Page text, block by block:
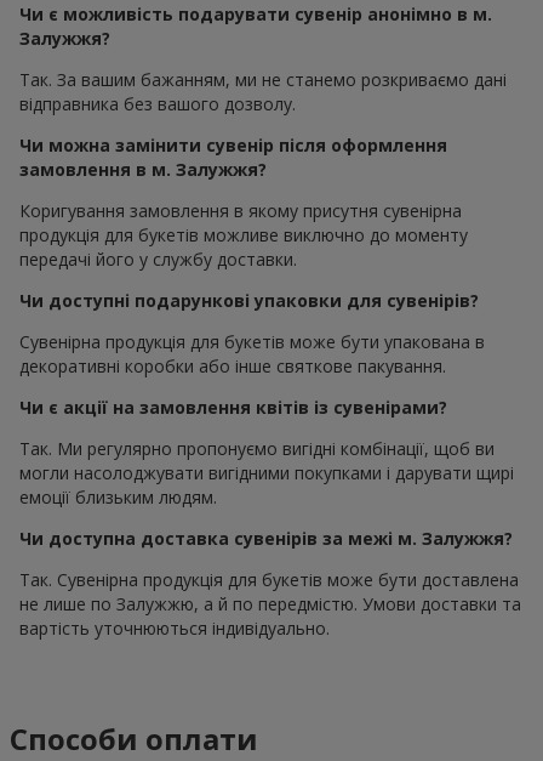
Чи є можливість подарувати сувенір анонімно в м.
Залужжя?
Так. За вашим бажанням, ми не станемо розкриваємо дані
відправника без вашого дозволу.
Чи можна замінити сувенір після оформлення
замовлення в м. Залужжя?
Коригування замовлення в якому присутня сувенірна
продукція для букетів можливе виключно до моменту
передачі його у службу доставки.
Чи доступні подарункові упаковки для сувенірів?
Сувенірна продукція для букетів може бути упакована в
декоративні коробки або інше святкове пакування.
Чи є акції на замовлення квітів із сувенірами?
Так. Ми регулярно пропонуємо вигідні комбінації, щоб ви
могли насолоджувати вигідними покупками і дарувати щирі
емоції близьким людям.
Чи доступна доставка сувенірів за межі м. Залужжя?
Так. Сувенірна продукція для букетів може бути доставлена
не лише по Залужжю, а й по передмістю. Умови доставки та
вартість уточнюються індивідуально.
Способи оплати